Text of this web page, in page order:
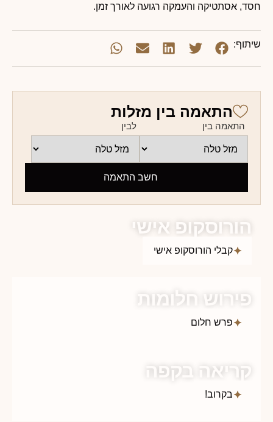
חסד, אסתטיקה והעמקה רגועה לאורך זמן.
שיתוף:
התאמה בין מזלות
התאמה בין לבין
חשב התאמה
הורוסקופ אישי
קבלי הורוסקופ אישי
פירוש חלומות
פרש חלום
קריאה בקפה
בקרוב!